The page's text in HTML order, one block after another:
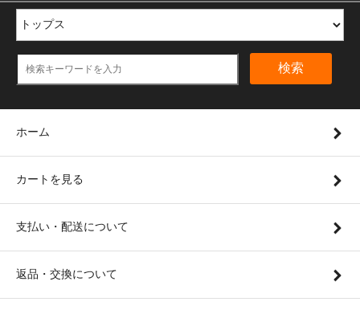
検索
ホーム
カートを見る
支払い・配送について
返品・交換について